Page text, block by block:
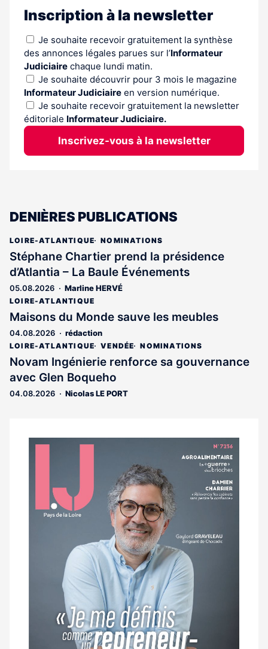
Inscription à la newsletter
Je souhaite recevoir gratuitement la synthèse
des annonces légales parues sur l’Informateur
Judiciaire chaque lundi matin.
Je souhaite découvrir pour 3 mois le magazine
Informateur Judiciaire en version numérique.
Je souhaite recevoir gratuitement la newsletter
éditoriale Informateur Judiciaire.
Inscrivez-vous à la newsletter
DENIÈRES PUBLICATIONS
LOIRE-ATLANTIQUE NOMINATIONS
Stéphane Chartier prend la présidence
d’Atlantia – La Baule Événements
05.08.2026 Marline HERVÉ
LOIRE-ATLANTIQUE
Maisons du Monde sauve les meubles
04.08.2026 rédaction
LOIRE-ATLANTIQUE VENDÉE NOMINATIONS
Novam Ingénierie renforce sa gouvernance
avec Glen Boqueho
04.08.2026 Nicolas LE PORT
Notre
magazine